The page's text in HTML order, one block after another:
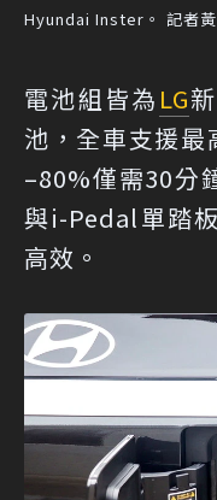
Hyundai Inster。 記者
電池組皆為 LG
池，全車支援最
–80%僅需30分
與i-Pedal單踏
高效。